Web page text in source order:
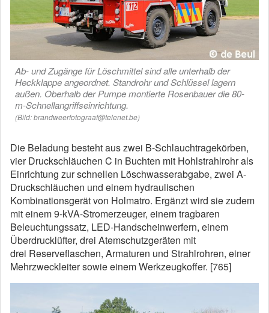
Ab- und Zugänge für Löschmittel sind alle unterhalb der
Heckklappe angeordnet. Standrohr und Schlüssel lagern
außen. Oberhalb der Pumpe montierte Rosenbauer die 80-
m-Schnellangriffseinrichtung.
(Bild: brandweerfotograaf@telenet.be)
Die Beladung besteht aus zwei B-Schlauchtragekörben,
vier Druckschläuchen C in Buchten mit Hohlstrahlrohr als
Einrichtung zur schnellen Löschwasserabgabe, zwei A-
Druckschläuchen und einem hydraulischen
Kombinationsgerät von Holmatro. Ergänzt wird sie zudem
mit einem 9-kVA-Stromerzeuger, einem tragbaren
Beleuchtungssatz, LED-Handscheinwerfern, einem
Überdrucklüfter, drei Atemschutzgeräten mit
drei Reserveflaschen, Armaturen und Strahlrohren, einer
Mehrzweckleiter sowie einem Werkzeugkoffer. [765]